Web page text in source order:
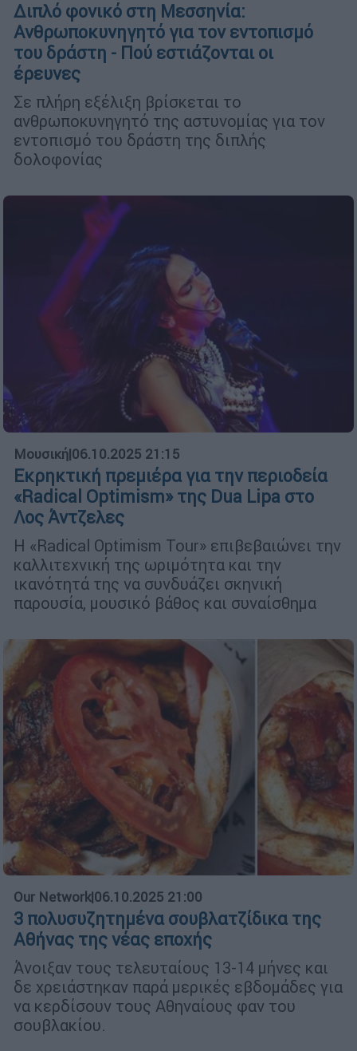
Διπλό φονικό στη Μεσσηνία:
Ανθρωποκυνηγητό για τον εντοπισμό
του δράστη - Πού εστιάζονται οι
έρευνες
Σε πλήρη εξέλιξη βρίσκεται το
ανθρωποκυνηγητό της αστυνομίας για τον
εντοπισμό του δράστη της διπλής
δολοφονίας
Μουσική|06.10.2025 21:15
Εκρηκτική πρεμιέρα για την περιοδεία
«Radical Optimism» της Dua Lipa στο
Λος Άντζελες
Η «Radical Optimism Tour» επιβεβαιώνει την
καλλιτεχνική της ωριμότητα και την
ικανότητά της να συνδυάζει σκηνική
παρουσία, μουσικό βάθος και συναίσθημα
Our Network|06.10.2025 21:00
3 πολυσυζητημένα σουβλατζίδικα της
Αθήνας της νέας εποχής
Άνοιξαν τους τελευταίους 13-14 μήνες και
δε χρειάστηκαν παρά μερικές εβδομάδες για
να κερδίσουν τους Αθηναίους φαν του
σουβλακίου.